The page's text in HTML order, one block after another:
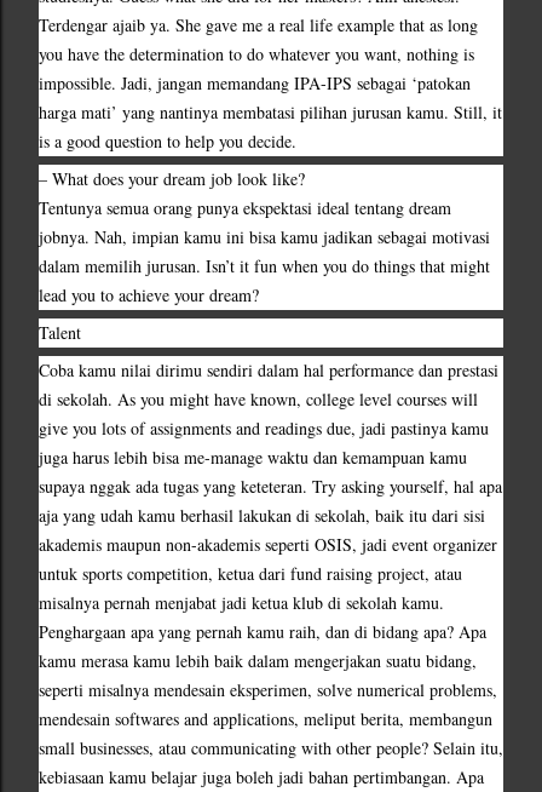
Terdengar ajaib ya. She gave me a real life example that as long
you have the determination to do whatever you want, nothing is
impossible. Jadi, jangan memandang IPA-IPS sebagai ‘patokan
harga mati’ yang nantinya membatasi pilihan jurusan kamu. Still, it
is a good question to help you decide.
– What does your dream job look like?
Tentunya semua orang punya ekspektasi ideal tentang dream
jobnya. Nah, impian kamu ini bisa kamu jadikan sebagai motivasi
dalam memilih jurusan. Isn’t it fun when you do things that might
lead you to achieve your dream?
Talent
Coba kamu nilai dirimu sendiri dalam hal performance dan prestasi
di sekolah. As you might have known, college level courses will
give you lots of assignments and readings due, jadi pastinya kamu
juga harus lebih bisa me-manage waktu dan kemampuan kamu
supaya nggak ada tugas yang keteteran. Try asking yourself, hal apa
aja yang udah kamu berhasil lakukan di sekolah, baik itu dari sisi
akademis maupun non-akademis seperti OSIS, jadi event organizer
untuk sports competition, ketua dari fund raising project, atau
misalnya pernah menjabat jadi ketua klub di sekolah kamu.
Penghargaan apa yang pernah kamu raih, dan di bidang apa? Apa
kamu merasa kamu lebih baik dalam mengerjakan suatu bidang,
seperti misalnya mendesain eksperimen, solve numerical problems,
mendesain softwares and applications, meliput berita, membangun
small businesses, atau communicating with other people? Selain itu,
kebiasaan kamu belajar juga boleh jadi bahan pertimbangan. Apa